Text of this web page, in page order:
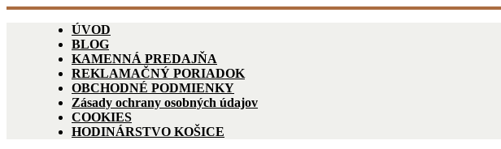
ÚVOD
BLOG
KAMENNÁ PREDAJŇA
REKLAMAČNÝ PORIADOK
OBCHODNÉ PODMIENKY
Zásady ochrany osobných údajov
COOKIES
HODINÁRSTVO KOŠICE